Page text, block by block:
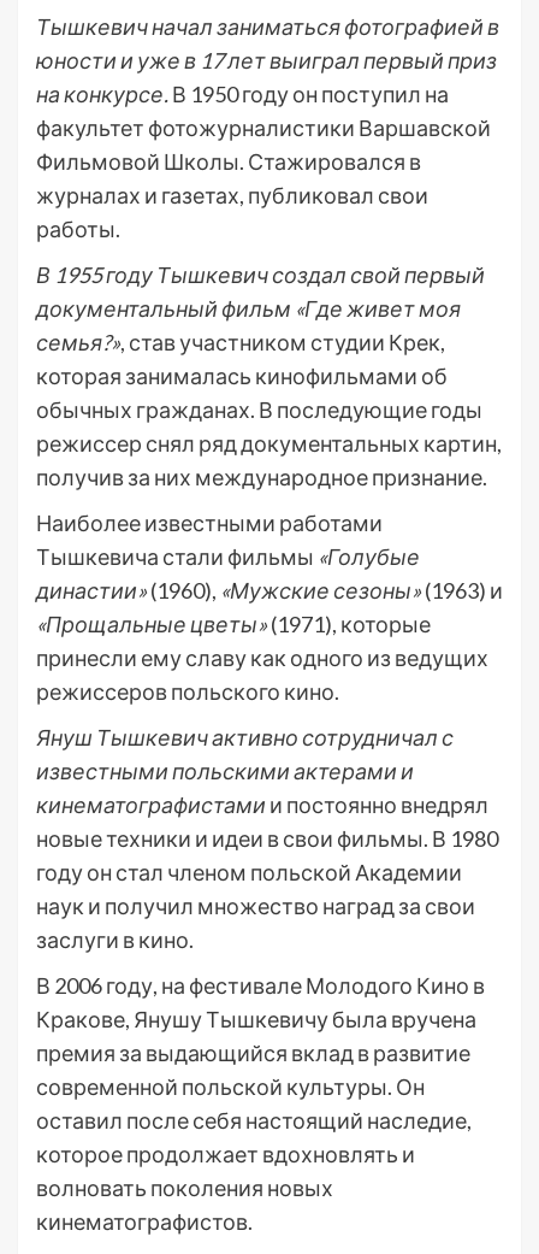
Тышкевич начал заниматься фотографией в
юности и уже в 17 лет выиграл первый приз
на конкурсе.В 1950 году он поступил на
факультет фотожурналистики Варшавской
Фильмовой Школы. Стажировался в
журналах и газетах, публиковал свои
работы.
В 1955 году Тышкевич создал свой первый
документальный фильм «Где живет моя
семья?», став участником студии Крек,
которая занималась кинофильмами об
обычных гражданах. В последующие годы
режиссер снял ряд документальных картин,
получив за них международное признание.
Наиболее известными работами
Тышкевича стали фильмы «Голубые
династии»(1960), «Мужские сезоны»(1963) и
«Прощальные цветы»(1971), которые
принесли ему славу как одного из ведущих
режиссеров польского кино.
Януш Тышкевич активно сотрудничал с
известными польскими актерами и
кинематографистами и постоянно внедрял
новые техники и идеи в свои фильмы. В 1980
году он стал членом польской Академии
наук и получил множество наград за свои
заслуги в кино.
В 2006 году, на фестивале Молодого Кино в
Кракове, Янушу Тышкевичу была вручена
премия за выдающийся вклад в развитие
современной польской культуры. Он
оставил после себя настоящий наследие,
которое продолжает вдохновлять и
волновать поколения новых
кинематографистов.